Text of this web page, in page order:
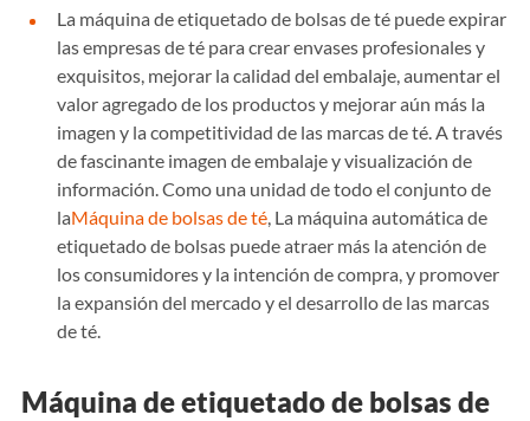
La máquina de etiquetado de bolsas de té puede expirar
las empresas de té para crear envases profesionales y
exquisitos, mejorar la calidad del embalaje, aumentar el
valor agregado de los productos y mejorar aún más la
imagen y la competitividad de las marcas de té. A través
de fascinante imagen de embalaje y visualización de
información. Como una unidad de todo el conjunto de
laMáquina de bolsas de té, La máquina automática de
etiquetado de bolsas puede atraer más la atención de
los consumidores y la intención de compra, y promover
la expansión del mercado y el desarrollo de las marcas
de té.
Máquina de etiquetado de bolsas de